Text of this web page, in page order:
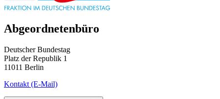
Abgeordnetenbüro
Deutscher Bundestag
Platz der Republik 1
11011 Berlin
Kontakt (E-Mail)